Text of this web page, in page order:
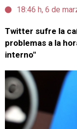
18:46 h, 6 de
Twitter sufre la
problemas a la
interno"